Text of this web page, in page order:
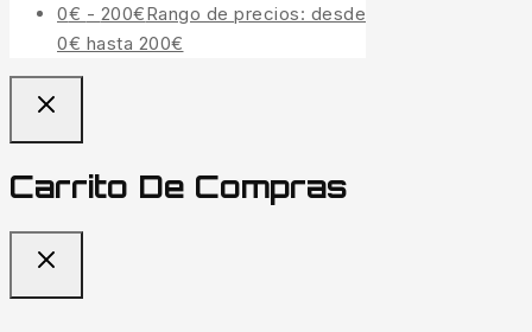
0€ - 200€Rango de precios: desde
0€ hasta 200€
Carrito De Compras